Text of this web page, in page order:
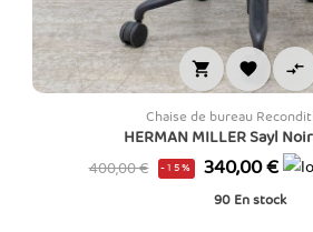
  
Chaise de bureau
HERMAN MILLER Sayl
Prix
400,00 € -15% Prix
340,00 €
90 En stock